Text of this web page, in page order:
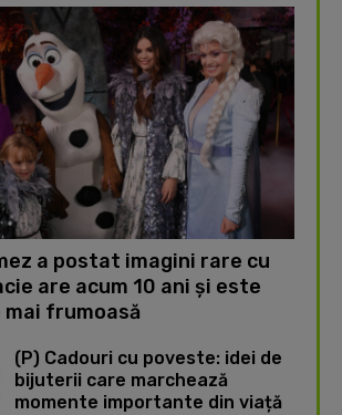
a postat imagini rare cu
are acum 10 ani și este
mai frumoasă
(P) Cadouri cu poveste: idei de
bijuterii care marchează
momente importante din viață